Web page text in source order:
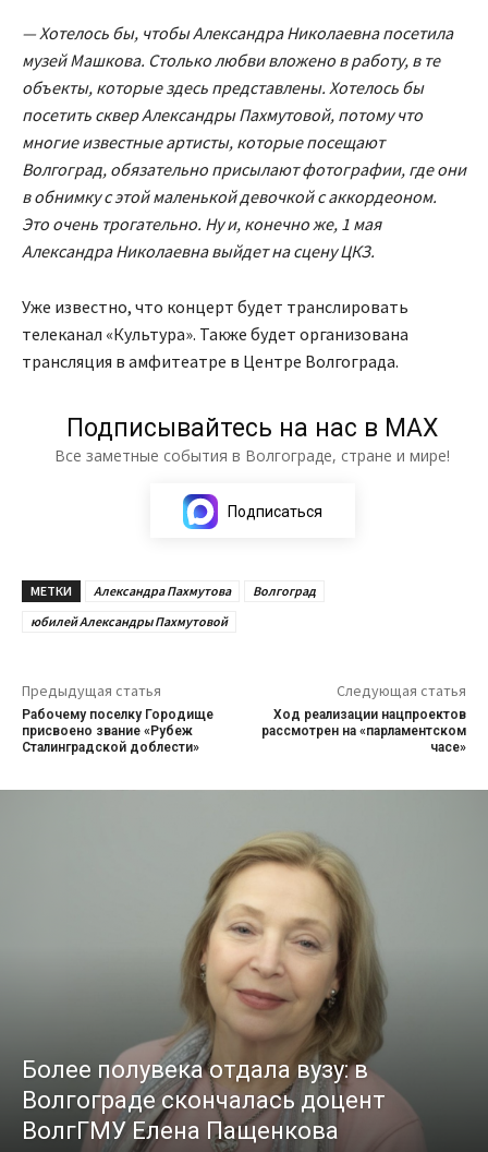
— Хотелось бы, чтобы Александра Николаевна посетила
музей Машкова. Столько любви вложено в работу, в те
объекты, которые здесь представлены. Хотелось бы
посетить сквер Александры Пахмутовой, потому что
многие известные артисты, которые посещают
Волгоград, обязательно присылают фотографии, где они
в обнимку с этой маленькой девочкой с аккордеоном.
Это очень трогательно. Ну и, конечно же, 1 мая
Александра Николаевна выйдет на сцену ЦКЗ.
Уже известно, что концерт будет транслировать
телеканал «Культура». Также будет организована
трансляция в амфитеатре в Центре Волгограда.
Подписывайтесь на нас в МАХ
Все заметные события в Волгограде, стране и мире!
Подписаться
МЕТКИ Александра Пахмутова
Волгоград
юбилей Александры Пахмутовой
Предыдущая статья
Рабочему поселку Городище
присвоено звание «Рубеж
Сталинградской доблести»
Следующая статья
Ход реализации нацпроектов
рассмотрен на «парламентском
часе»
Более полувека отдала вузу: в
Волгограде скончалась доцент
ВолгГМУ Елена Пащенкова